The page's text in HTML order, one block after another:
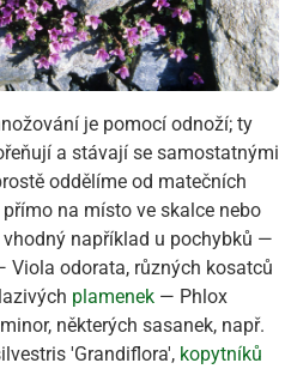
je pomocí odnoží; ty
a stávají se samostatnými
oddělíme od matečních
na místo ve skalce nebo
například u pochybků —
Viola odorata, různých kosatců
plamenek — Phlox
některých sasanek, např.
'Grandiflora', kopytníků